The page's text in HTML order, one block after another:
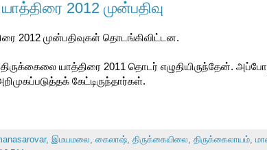
2012 முன்பதிவு
2012 முன்பதிவுகள் தொடங்கிவிட்டன.
யாத்திரை 2011 தொடர் எழுதியிருந்தேன்.
கேட்டிருந்தார்கள்.
, இமயமலை கைலாஷ், திருக்கையிலை திருக்கைலாயம்,